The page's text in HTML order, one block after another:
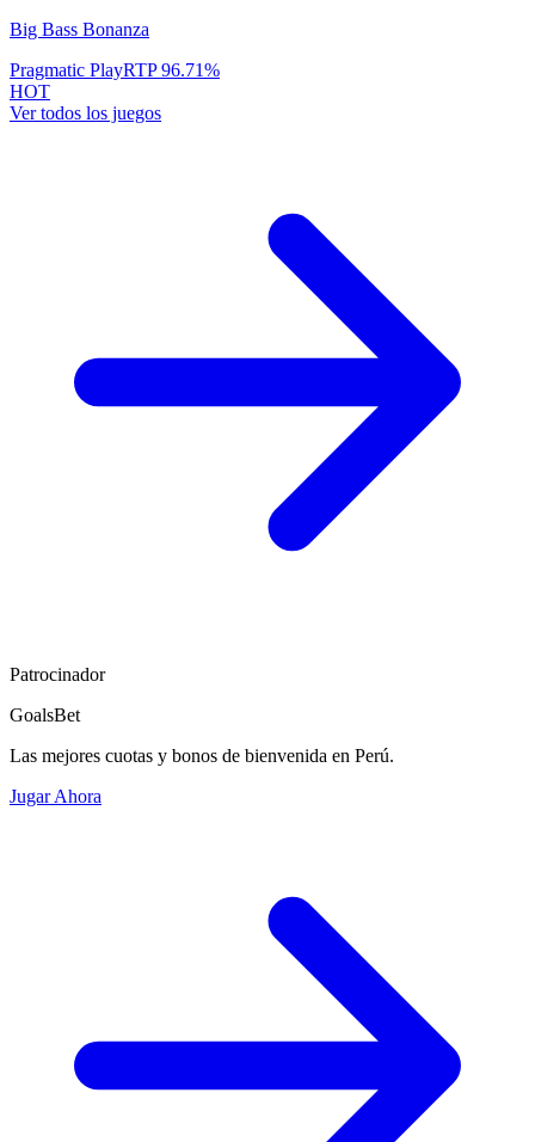
Big Bass Bonanza
Pragmatic PlayRTP96.71%
HOT
Ver todos los juegos
Patrocinador
GoalsBet
Las mejores cuotas y bonos de bienvenida en Perú.
Jugar Ahora